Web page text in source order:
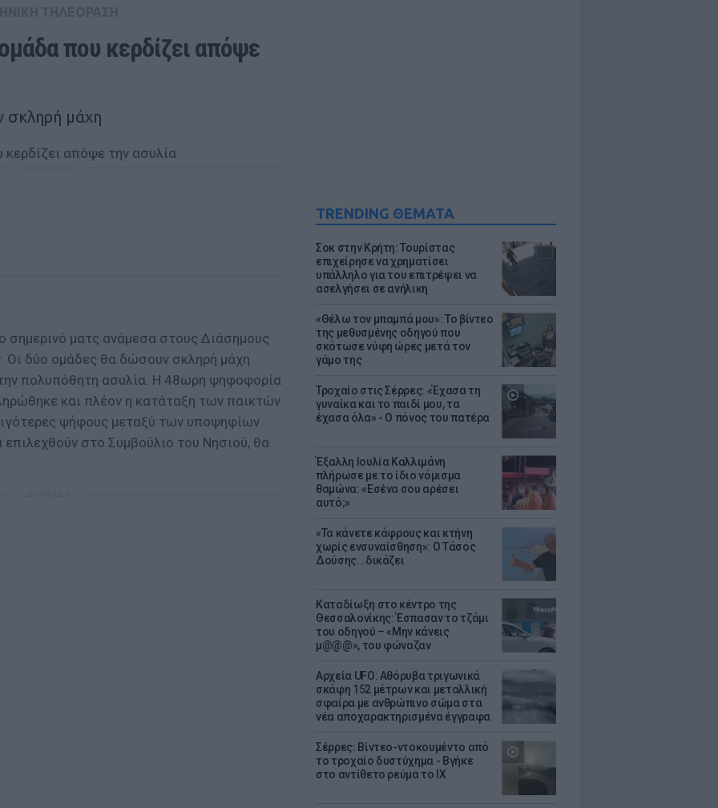
TRENDING ΘΕΜΑΤΑ
Σοκ στην Κρήτη: Τουρίστας
επιχείρησε να χρηματίσει
υπάλληλο για του επιτρέψει να
ασελγήσει σε ανήλικη
«Θέλω τον μπαμπά μου»: Το βίντεο
της μεθυσμένης οδηγού που
σκότωσε νύφη ώρες μετά τον
γάμο της
Τροχαίο στις Σέρρες: «Έχασα τη
γυναίκα και το παιδί μου, τα
έχασα όλα» - Ο πόνος του πατέρα
Έξαλλη Ιουλία Καλλιμάνη
πλήρωσε με το ίδιο νόμισμα
θαμώνα: «Εσένα σου αρέσει
αυτό;»
«Τα κάνετε κάφρους και κτήνη
χωρίς ενσυναίσθηση»: Ο Τάσος
Δούσης...δικάζει
Καταδίωξη στο κέντρο της
Θεσσαλονίκης: Έσπασαν το τζάμι
του οδηγού – «Μην κάνεις
μ@@@», του φώναζαν
Αρχεία UFO: Αθόρυβα τριγωνικά
σκάφη 152 μέτρων και μεταλλική
σφαίρα με ανθρώπινο σώμα στα
νέα αποχαρακτηρισμένα έγγραφα
Σέρρες: Βίντεο-ντοκουμέντο από
το τροχαίο δυστύχημα - Βγήκε
στο αντίθετο ρεύμα το ΙΧ
που κερδίζει απόψε
σκληρή μάχη
σημερινό ματς ανάμεσα στους Διάσημους
Οι δύο ομάδες θα δώσουν σκληρή μάχη
πολυπόθητη ασυλία. Η 48ωρη ψηφοφορία
και πλέον η κατάταξη των παικτών
ψήφους μεταξύ των υποψηφίων
στο Συμβούλιο του Νησιού, θα